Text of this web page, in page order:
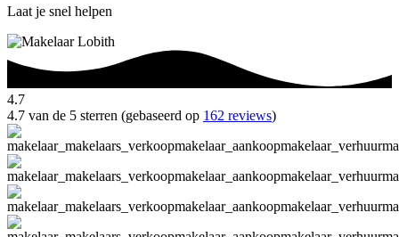
Laat je snel helpen
4.7
4.7 van de 5 sterren (gebaseerd op 162 reviews)